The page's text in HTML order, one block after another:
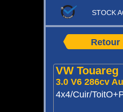
STOCK
Retour
VW Touareg
3.0 V6 286cv
4x4/Cuir/